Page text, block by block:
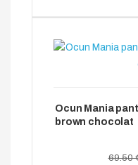
Ocun Mania
brown chocolat
69.50